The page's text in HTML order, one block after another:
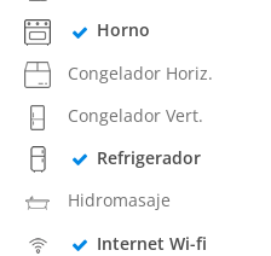
Horno
Congelador Horiz.
Congelador Vert.
Refrigerador
Hidromasaje
Internet Wi-fi